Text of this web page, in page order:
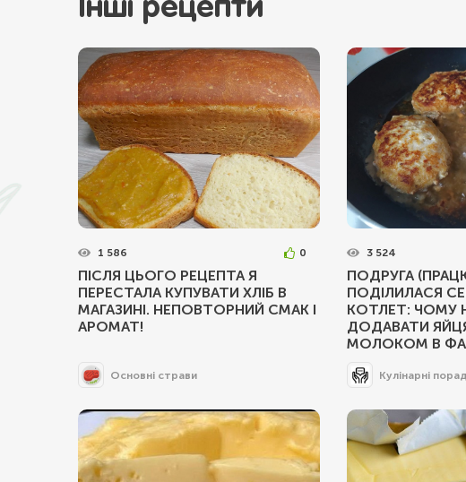
Інші рецепти
1 586 0
ПІСЛЯ ЦЬОГО РЕЦЕПТА Я
ПЕРЕСТАЛА КУПУВАТИ ХЛІБ В
МАГАЗИНІ. НЕПОВТОРНИЙ СМАК І
АРОМАТ!
Основні страви
3 524
ПОДРУГА
ПОДІЛИЛАСЯ
КОТЛЕТ: ЧОМУ
ДОДАВАТИ
МОЛОКОМ В
Кулінарні